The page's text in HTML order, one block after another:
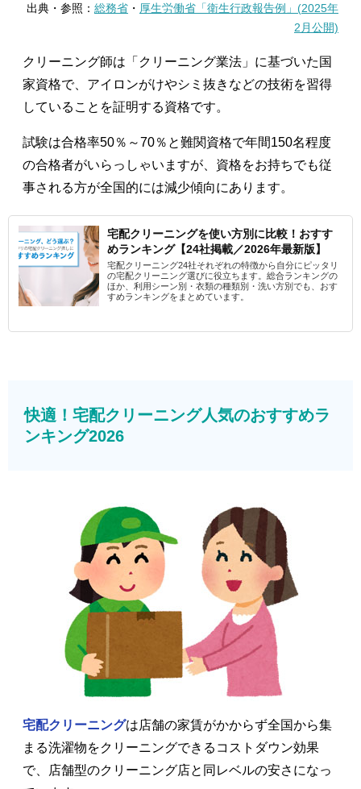
出典・参照： 総務省 ・ 厚生労働省「衛生行政報告例」(2025年
2月公開)
クリーニング師は「クリーニング業法」に基づいた国
家資格で、アイロンがけやシミ抜きなどの技術を習得
していることを証明する資格です。
試験は合格率50％～70％と難関資格で年間150名程度
の合格者がいらっしゃいますが、資格をお持ちでも従
事される方が全国的には減少傾向にあります。
宅配クリーニングを使い方別に比較！おすす
めランキング【24社掲載／2026年最新版】
宅配クリーニング24社それぞれの特徴から自分にピッタリ
の宅配クリーニング選びに役立ちます。総合ランキングの
ほか、利用シーン別・衣類の種類別・洗い方別でも、おす
すめランキングをまとめています。
快適！宅配クリーニング人気のおすすめラ
ンキング2026
宅配クリーニングは店舗の家賃がかからず全国から集
まる洗濯物をクリーニングできるコストダウン効果
で、店舗型のクリーニング店と同レベルの安さになっ